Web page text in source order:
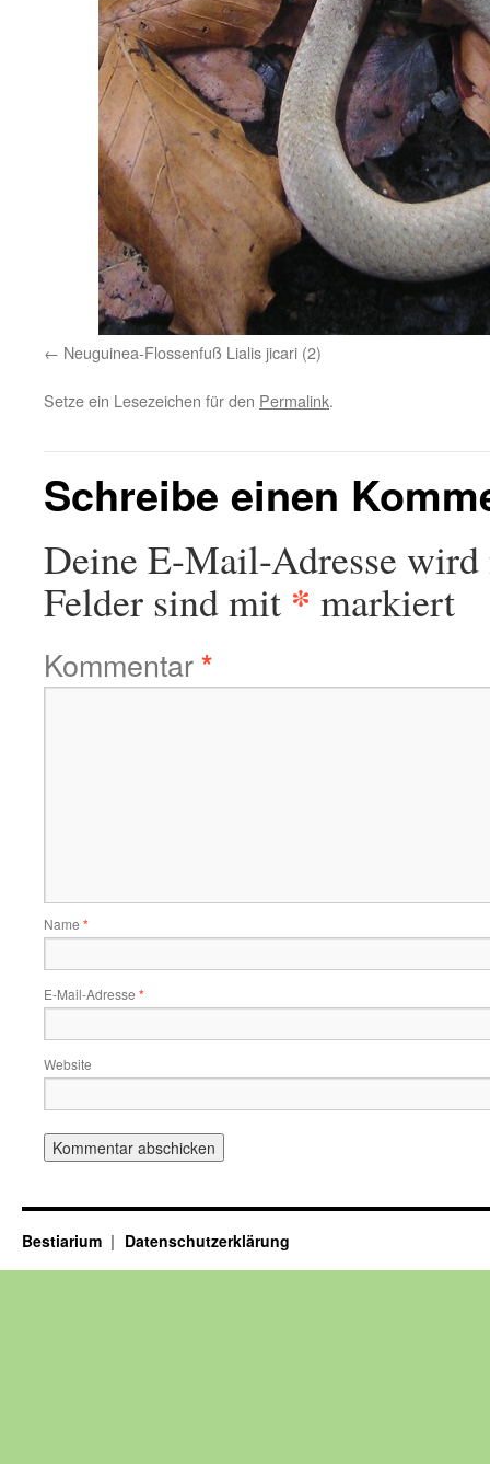
Neuguinea-Flossenfuß Lialis jicari (2)
Setze ein Lesezeichen für den Permalink.
Schreibe einen
Deine E-Mail-Adresse
Felder sind mit * markiert
Kommentar*
Name *
E-Mail-Adresse *
Website
Bestiarium Datenschutzerklärung